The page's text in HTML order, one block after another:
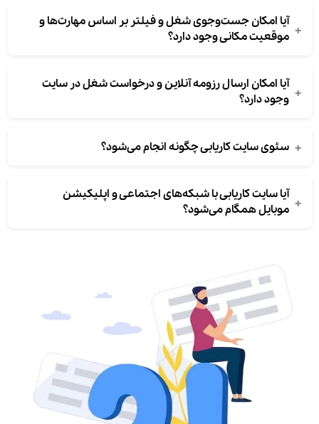
+ آیا امکان جست‌وجوی شغل و فیلتر بر اساس مهارت‌ها و
موقعیت مکانی وجود دارد؟
+ آیا امکان ارسال رزومه آنلاین و درخواست شغل در سایت
وجود دارد؟
+ سئوی سایت کاریابی چگونه انجام می‌شود؟
+ آیا سایت کاریابی با شبکه‌های اجتماعی و اپلیکیشن
موبایل همگام می‌شود؟